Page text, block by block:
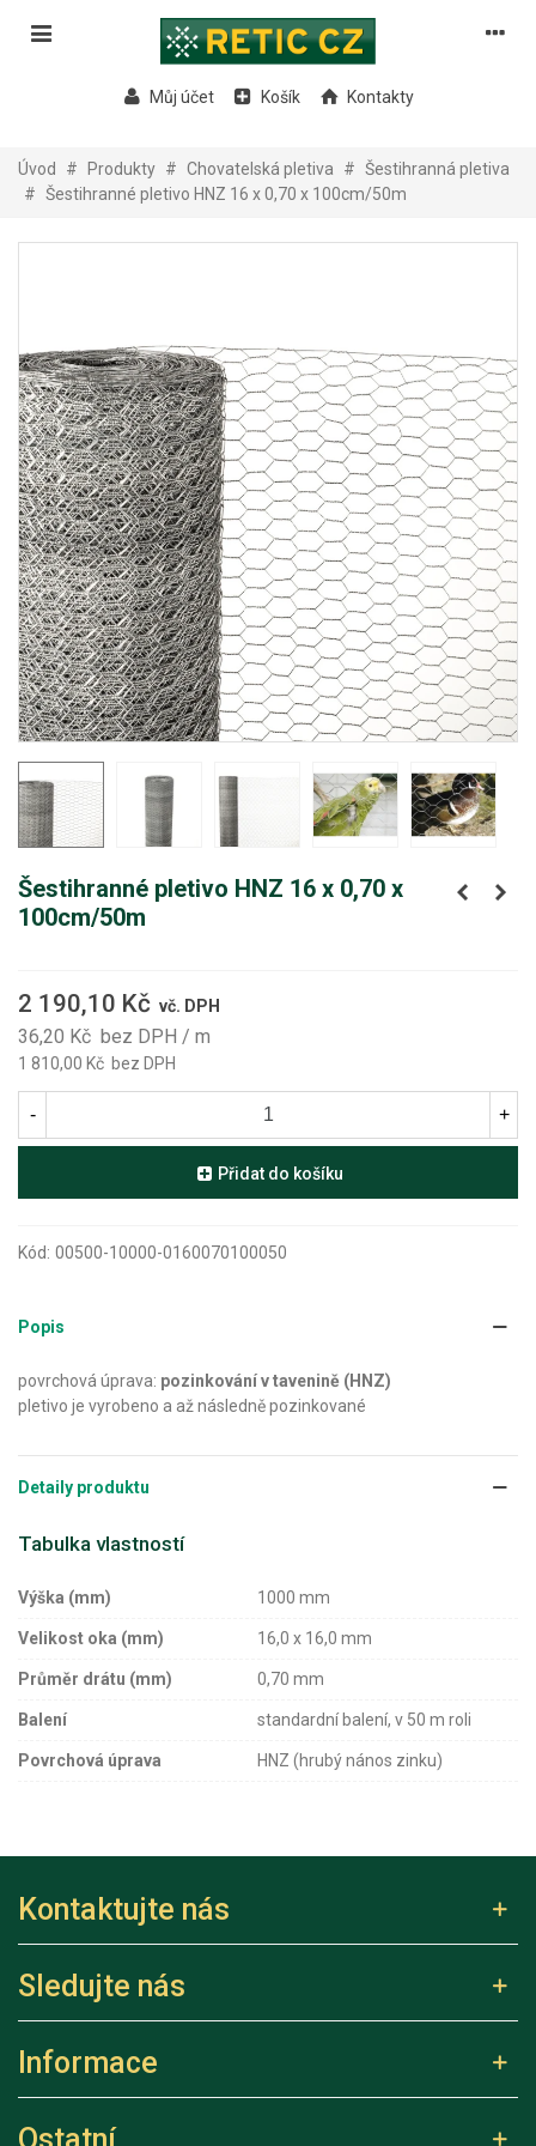
Můj účet Košík Kontakty
Úvod # Produkty # Chovatelská pletiva # Šestihranná pletiva
# Šestihranné pletivo HNZ 16 x 0,70 x 100cm/50m
Šestihranné pletivo HNZ 16 x 0,70 x
100cm/50m
2 190,10 Kč vč. DPH
36,20 Kč bez DPH / m
1 810,00 Kč bez DPH
- +
Přidat do košíku
Kód: 00500-10000-0160070100050
Popis
povrchová úprava: pozinkování v tavenině (HNZ)
pletivo je vyrobeno a až následně pozinkované
Detaily produktu
Tabulka vlastností
Výška (mm) 1000 mm
Velikost oka (mm) 16,0 x 16,0 mm
Průměr drátu (mm) 0,70 mm
Balení standardní balení, v 50 m roli
Povrchová úprava HNZ (hrubý nános zinku)
Kontaktujte nás
Sledujte nás
Informace
Ostatní